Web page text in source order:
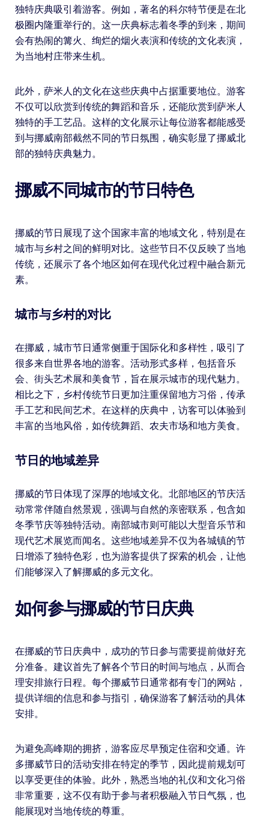
独特庆典吸引着游客。例如，著名的科尔特节便是在北
极圈内隆重举行的。这一庆典标志着冬季的到来，期间
会有热闹的篝火、绚烂的烟火表演和传统的文化表演，
为当地村庄带来生机。
此外，萨米人的文化在这些庆典中占据重要地位。游客
不仅可以欣赏到传统的舞蹈和音乐，还能欣赏到萨米人
独特的手工艺品。这样的文化展示让每位游客都能感受
到与挪威南部截然不同的节日氛围，确实彰显了挪威北
部的独特庆典魅力。
挪威不同城市的节日特色
挪威的节日展现了这个国家丰富的地域文化，特别是在
城市与乡村之间的鲜明对比。这些节日不仅反映了当地
传统，还展示了各个地区如何在现代化过程中融合新元
素。
城市与乡村的对比
在挪威，城市节日通常侧重于国际化和多样性，吸引了
很多来自世界各地的游客。活动形式多样，包括音乐
会、街头艺术展和美食节，旨在展示城市的现代魅力。
相比之下，乡村传统节日更加注重保留地方习俗，传承
手工艺和民间艺术。在这样的庆典中，访客可以体验到
丰富的当地风俗，如传统舞蹈、农夫市场和地方美食。
节日的地域差异
挪威的节日体现了深厚的地域文化。北部地区的节庆活
动常常伴随自然景观，强调与自然的亲密联系，包含如
冬季节庆等独特活动。南部城市则可能以大型音乐节和
现代艺术展览而闻名。这些地域差异不仅为各城镇的节
日增添了独特色彩，也为游客提供了探索的机会，让他
们能够深入了解挪威的多元文化。
如何参与挪威的节日庆典
在挪威的节日庆典中，成功的节日参与需要提前做好充
分准备。建议首先了解各个节日的时间与地点，从而合
理安排旅行日程。每个挪威节日通常都有专门的网站，
提供详细的信息和参与指引，确保游客了解活动的具体
安排。
为避免高峰期的拥挤，游客应尽早预定住宿和交通。许
多挪威节日的活动安排在特定的季节，因此提前规划可
以享受更佳的体验。此外，熟悉当地的礼仪和文化习俗
非常重要，这不仅有助于参与者积极融入节日气氛，也
能展现对当地传统的尊重。